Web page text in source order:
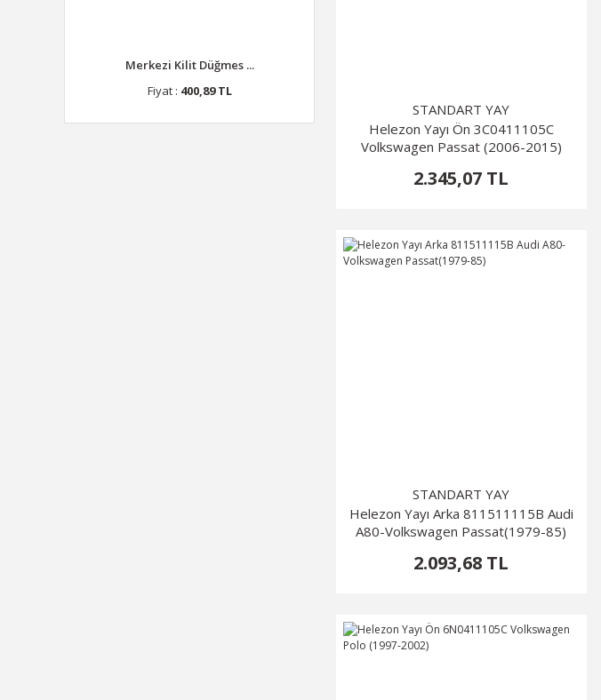
Merkezi Kilit Düğmes ...
Fiyat : 400,89 TL
STANDART YAY
Helezon Yayı Ön 3C0411105C
Volkswagen Passat (2006-2015)
2.345,07 TL
STANDART YAY
Helezon Yayı Arka 811511115B Audi
A80-Volkswagen Passat(1979-85)
2.093,68 TL